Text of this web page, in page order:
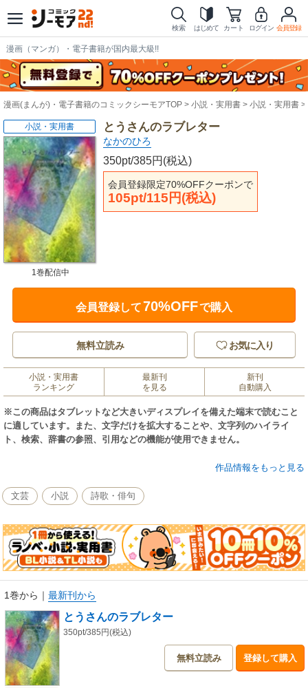
検索 はじめて カート ログイン 会員登録
漫画（マンガ）・電子書籍が国内最大級!!
漫画(まんが)・電子書籍のコミックシーモアTOP 小説・実用書 小説・実用書
とうさんのラブレター
なかのひろ
350pt/385円(税込)
会員登録限定70%OFFクーポンで
105pt/115円(税込)
小説・実用書
1巻配信中
会員登録して70%OFFで購入
無料立読み お気に入り
小説・実用書
ランキング
最新刊
を見る
新刊
自動購入
※この商品はタブレットなど大きいディスプレイを備えた端末で読むこと
に適しています。また、文字だけを拡大することや、文字列のハイライ
ト、検索、辞書の参照、引用などの機能が使用できません。
こくばんに かいた絵も／こくばんふきで けせる
口からでてしまった ことば／けす けしゴムないんだね
わすれられないよ／ぼくのむねぬささった／きみの目
ことばをけす／けしゴム あったらなあ
作品情報をもっと見る
文芸 小説 詩歌・俳句
1巻から ｜ 最新刊から
とうさんのラブレター
350pt/385円(税込)
無料立読み 登録して購入